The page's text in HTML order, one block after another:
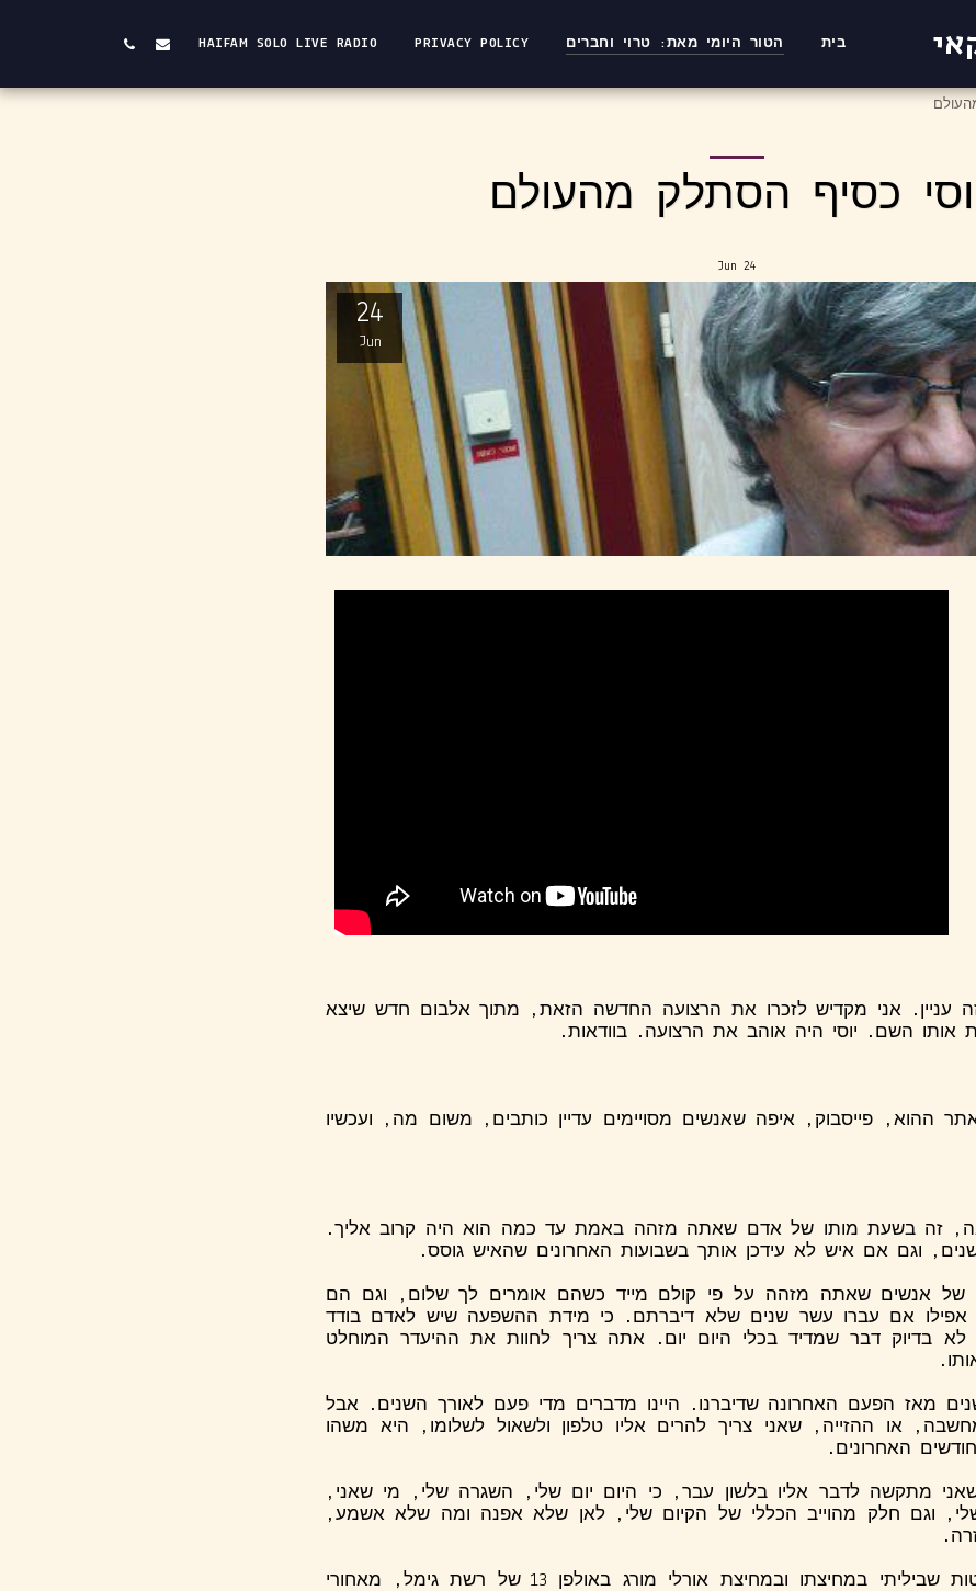
בית הטור היומי מאת: טרוי וחברים PRIVACY POLICY
HAIFAM SOLO LIVE RADIO
כסיף הסתלק מהעולם
24
Jun
24
Jun
עניין. אני מקדיש לזכרו את הרצועה החדשה הזאת, מתוך אלבום חדש שיצא
אותו השם. יוסי היה אוהב את הרצועה. בוודאות.
ההוא, פייסבוק, איפה שאנשים מסויימים עדיין כותבים, משום מה, ועכשיו
זה בשעת מותו של אדם שאתה מזהה באמת עד כמה הוא היה קרוב אליך.
וגם אם איש לא עידכן אותך בשבועות האחרונים שהאיש גוסס.
של אנשים שאתה מזהה על פי קולם מייד כשהם אומרים לך שלום, וגם הם
אפילו אם עברו עשר שנים שלא דיברתם. כי מידת ההשפעה שיש לאדם בודד
בדיוק דבר שמדיד בכלי היום יום. אתה צריך לחוות את ההיעדר המוחלט
מאז הפעם האחרונה שדיברנו. היינו מדברים מדי פעם לאורך השנים. אבל
או ההזייה, שאני צריך להרים אליו טלפון ולשאול לשלומו, היא משהו
האחרונים.
מתקשה לדבר אליו בלשון עבר, כי היום יום שלי, השגרה שלי, מי שאני,
וגם חלק מהוייב הכללי של הקיום שלי, לאן שלא אפנה ומה שלא אשמע,
אותן שעות לא מעטות שביליתי במחיצתו ובמחיצת אורלי מורג באולפן 13 של רשת גימל, מאחורי